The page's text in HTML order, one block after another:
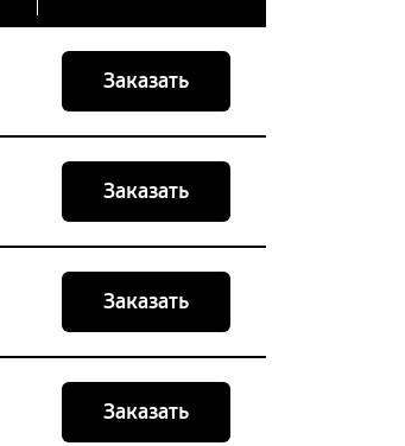
Заказать
Заказать
Заказать
Заказать